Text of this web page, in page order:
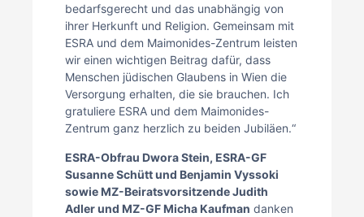
bedarfsgerecht und das unabhängig von
ihrer Herkunft und Religion. Gemeinsam mit
ESRA und dem Maimonides-Zentrum leisten
wir einen wichtigen Beitrag dafür, dass
Menschen jüdischen Glaubens in Wien die
Versorgung erhalten, die sie brauchen. Ich
gratuliere ESRA und dem Maimonides-
Zentrum ganz herzlich zu beiden Jubiläen.“
ESRA-Obfrau Dwora Stein, ESRA-GF
Susanne Schütt und Benjamin Vyssoki
sowie MZ-Beiratsvorsitzende Judith
Adler und MZ-GF Micha Kaufman danken